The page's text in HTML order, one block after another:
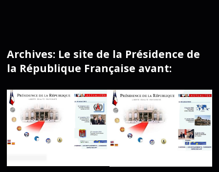
Archives: Le site de la Présidence de
la République Française avant: